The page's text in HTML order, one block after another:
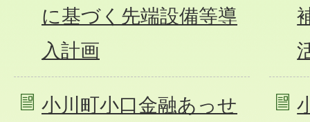
に基づく先端設備等導
入計画
小川町小口金融あっせ